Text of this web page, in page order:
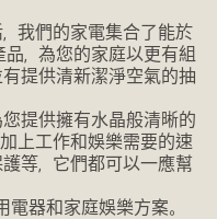
我們的家電集合了能於
，為您的家庭以更有組
提供清新潔淨空氣的抽
提供擁有水晶般清晰的
上工作和娛樂需要的速
等，它們都可以一應幫
電器和家庭娛樂方案。